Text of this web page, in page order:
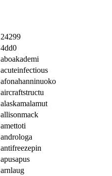
24299
4dd0
aboakademi
acuteinfectious
afonahanninuoko
aircraftstructu
alaskamalamut
allisonmack
amettoti
androloga
antifreezepin
apusapus
arnlaug